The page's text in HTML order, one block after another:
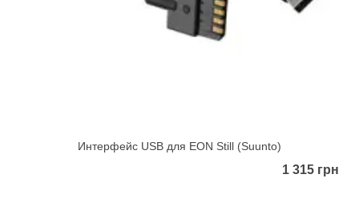
Интерфейс USB для EON Still (Suunto)
1 315 грн